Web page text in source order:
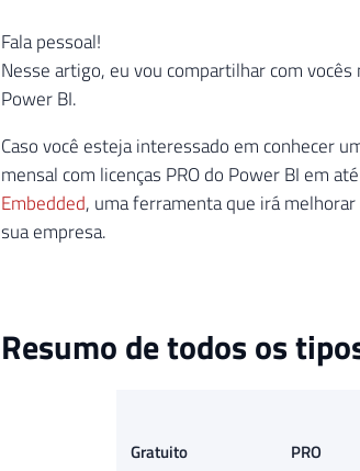
Fala pessoal!
Nesse artigo, eu vou compartilhar com
Power BI.
Caso você esteja interessado em conhecer
mensal com licenças PRO do Power BI em
Embedded, uma ferramenta que irá
sua empresa.
Resumo de todos os
Gratuito PRO